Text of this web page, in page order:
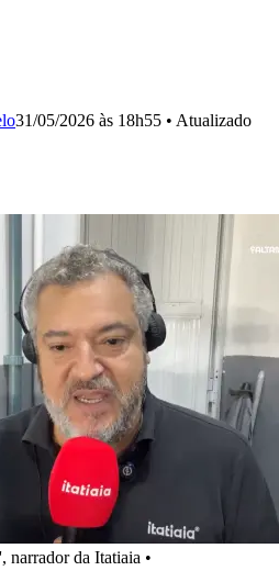
31/05/2026 às 18h55 • Atualizado
narrador da Itatiaia •